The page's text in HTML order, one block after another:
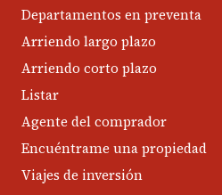
Departamentos en preventa
Arriendo largo plazo
Arriendo corto plazo
Listar
Agente del comprador
Encuéntrame una propiedad
Viajes de inversión